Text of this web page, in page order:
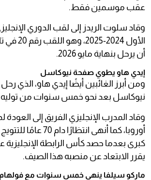
عقب موسمين فقط.
وقاد سلوت الريدز إلى لقب الدوري
الأول 2024-
أن يرحل بنهاية مايو 2026.
إيدي هاو يطوي صفحة نيوكاسل
ومن أبرز الغائبين أيضًا إيدي هاو، الذي
نيوكاسل بعد نحو خمس سنوات من توليه
وقاد المدرب الإنجليزي الفريق إلى العودة
أوروبا، كما أنهى انتظارًا
يقرر الابتعاد عن منصبه هذا الصيف.
ماركو سيلفا ينهي خمس سنوات مع فولهام